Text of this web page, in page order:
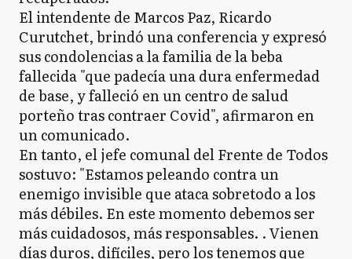
El intendente de Marcos Paz, Ricardo
Curutchet, brindó una conferencia y expresó
sus condolencias a la familia de la beba
fallecida "que padecía una dura enfermedad
de base, y falleció en un centro de salud
porteño tras contraer Covid", afirmaron en
un comunicado.
En tanto, el jefe comunal del Frente de Todos
sostuvo: "Estamos peleando contra un
enemigo invisible que ataca sobretodo a los
más débiles. En este momento debemos ser
más cuidadosos, más responsables. . Vienen
días duros, difíciles, pero los tenemos que